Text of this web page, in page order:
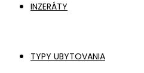
INZERÁTY
TYPY UBYTOVANIA